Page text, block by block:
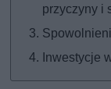
przyczyny i
Inwestycje